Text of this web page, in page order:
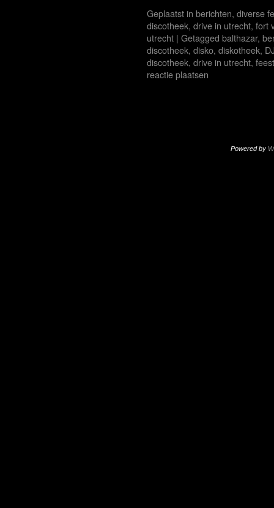
Geplaatst in berichten, diverse
discotheek, drive in utrecht, fort
utrecht | Getagged balthazar,
discotheek, disko, diskotheek,
discotheek, drive in utrecht,
reactie plaatsen
Powered by